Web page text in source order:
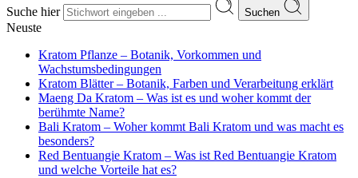
Suche hier
Suchen
Neuste
Kratom Pflanze – Botanik, Vorkommen und
Wachstumsbedingungen
Kratom Blätter – Botanik, Farben und Verarbeitung erklärt
Maeng Da Kratom – Was ist es und woher kommt der
berühmte Name?
Bali Kratom – Woher kommt Bali Kratom und was macht es
besonders?
Red Bentuangie Kratom – Was ist Red Bentuangie Kratom
und welche Vorteile hat es?